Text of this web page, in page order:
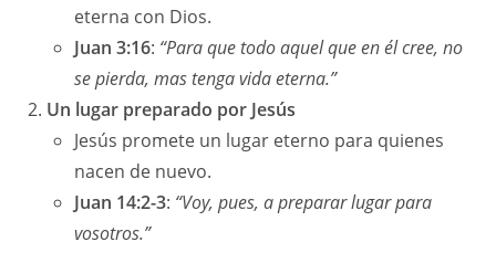
eterna con Dios.
Juan 3:16: “Para que todo aquel que en él cree, no
se pierda, mas tenga vida eterna.”
Un lugar preparado por Jesús
Jesús promete un lugar eterno para quienes
nacen de nuevo.
Juan 14:2-3: “Voy, pues, a preparar lugar para
vosotros.”